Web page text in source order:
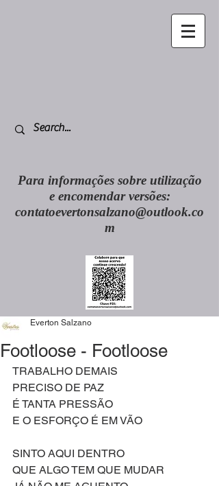
Para informações sobre utilização
e encomendar versões:
contatoevertonsalzano@outlook.co
m
Footloose - Footloose
Everton Salzano
TRABALHO DEMAIS
PRECISO DE PAZ
É TANTA PRESSÃO
E O ESFORÇO É EM VÃO
SINTO AQUI DENTRO
QUE ALGO TEM QUE MUDAR